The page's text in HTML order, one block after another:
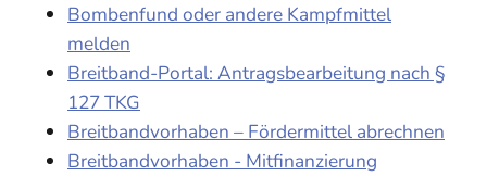
Bombenfund oder andere Kampfmittel
melden
Breitband-Portal: Antragsbearbeitung nach §
127 TKG
Breitbandvorhaben – Fördermittel abrechnen
Breitbandvorhaben - Mitfinanzierung